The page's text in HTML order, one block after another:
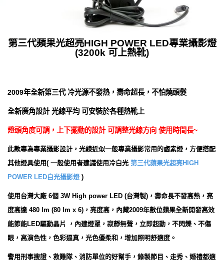
第三代蘋果光超亮HIGH POWER LED專業攝影燈
(3200k 可上熱靴)
2009年全新第三代 冷光源不發熱，壽命超長，不怕燒頭髮
全新廣角設計 光線平均 可安裝於各種熱靴上
燈頭角度可調，上下擺動的設計 可調整光線方向 使用時間長~
此款專為專業攝影設計，光線近似一般專業攝影常用的鹵素燈，方便搭配
其他燈具使用( 一般使用者建議使用冷白光 第三代蘋果光超亮HIGH
POWER LED白光攝影燈 )
使用台灣大廠 6個 3W High power LED (台灣製)，壽命長不發高熱，亮
度高達 480 lm (80 lm x 6)，亮度高，內藏2009年數位蘋果全新開發高效
能節能LED驅動晶片 ，內建燈罩，寂靜無聲，立即起動，不閃爍、不傷
眼，高演色性，色彩逼真，光色優柔和，增加照明舒適度。
警用刑事搜證、救難隊、消防單位的好幫手，錄製節目、走秀、婚禮都適